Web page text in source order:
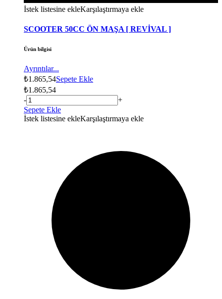
İstek listesine ekleKarşılaştırmaya ekle
SCOOTER 50CC ÖN MAŞA [ REVİVAL ]
Ürün bilgisi
Ayrıntılar...
₺1.865,54Sepete Ekle
₺1.865,54
-
+
Sepete Ekle
İstek listesine ekleKarşılaştırmaya ekle